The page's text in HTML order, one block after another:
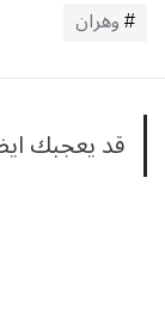
وهران
قد يعجبك